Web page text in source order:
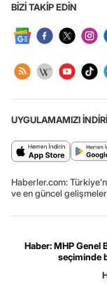
BİZİ TAKİP EDİN
UYGULAMAMIZI
Haberler.com:
ve en güncel
Haber: MHP Genel
seçiminde